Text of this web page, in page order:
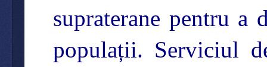
supraterane pentru a
populații. Serviciul